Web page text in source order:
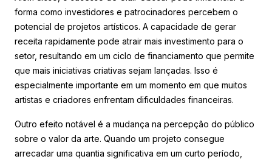
forma como investidores e patrocinadores percebem o
potencial de projetos artísticos. A capacidade de gerar
receita rapidamente pode atrair mais investimento para o
setor, resultando em um ciclo de financiamento que permite
que mais iniciativas criativas sejam lançadas. Isso é
especialmente importante em um momento em que muitos
artistas e criadores enfrentam dificuldades financeiras.
Outro efeito notável é a mudança na percepção do público
sobre o valor da arte. Quando um projeto consegue
arrecadar uma quantia significativa em um curto período,